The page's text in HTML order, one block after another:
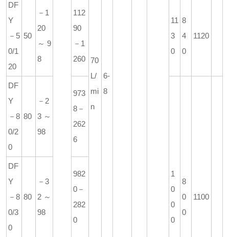
70
L/
mi
n
6-
8
DF
Y
－5
0/1
20
50
－1
20
～9
8
112
90
－1
260
11
3
0
8
4
0
1120
DF
Y
－8
0/2
0
80
－2
3～
98
973
8－
262
6
1
0
0
0
8
0
0
1100
DF
Y
－8
0/3
0
80
－3
2～
98
982
0－
282
0